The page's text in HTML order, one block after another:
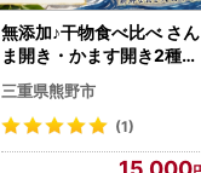
無添加♪干物食べ比べ さん
ま開き・かます開き2種セ
ット☆H 各2【kmkn0171
】
三重県熊野市
(1)